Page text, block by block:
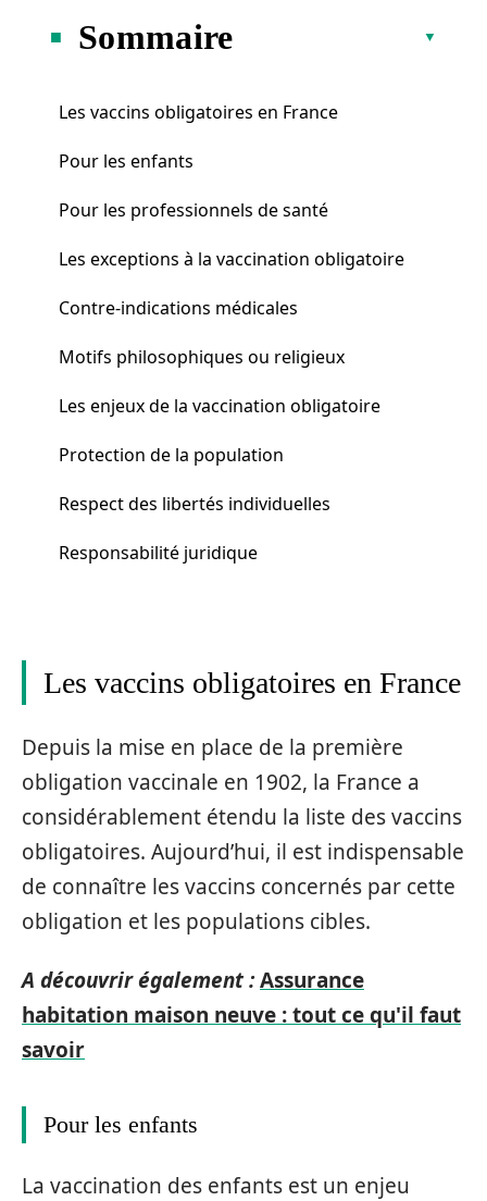
Sommaire
Les vaccins obligatoires en France
Pour les enfants
Pour les professionnels de santé
Les exceptions à la vaccination obligatoire
Contre-indications médicales
Motifs philosophiques ou religieux
Les enjeux de la vaccination obligatoire
Protection de la population
Respect des libertés individuelles
Responsabilité juridique
Les vaccins obligatoires en France
Depuis la mise en place de la première
obligation vaccinale en 1902, la France a
considérablement étendu la liste des vaccins
obligatoires. Aujourd’hui, il est indispensable
de connaître les vaccins concernés par cette
obligation et les populations cibles.
A découvrir également :Assurance
habitation maison neuve : tout ce qu'il faut
savoir
Pour les enfants
La vaccination des enfants est un enjeu